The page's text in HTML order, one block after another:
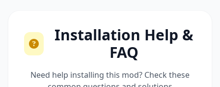
Installation Help &
FAQ
Need help installing this mod? Check these